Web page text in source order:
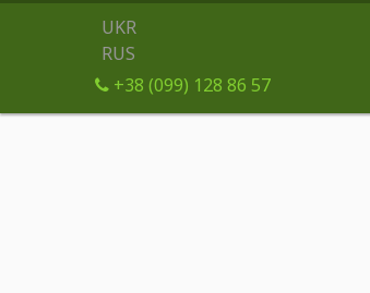
UKR
RUS
+38 (099) 128 86 57